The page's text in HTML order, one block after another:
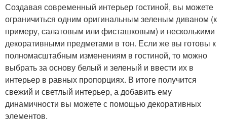
Создавая современный интерьер гостиной, вы можете
ограничиться одним оригинальным зеленым диваном (к
примеру, салатовым или фисташковым) и несколькими
декоративными предметами в тон. Если же вы готовы к
полномасштабным изменениям в гостиной, то можно
выбрать за основу белый и зеленый и ввести их в
интерьер в равных пропорциях. В итоге получится
свежий и светлый интерьер, а добавить ему
динамичности вы можете с помощью декоративных
элементов.